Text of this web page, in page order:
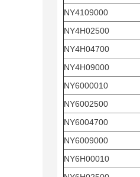
NY4109000
NY4H02500
NY4H04700
NY4H09000
NY6000010
NY6002500
NY6004700
NY6009000
NY6H00010